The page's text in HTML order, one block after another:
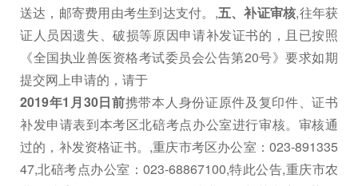
送达，邮寄费用由考生到达支付。,五、补证审核,往年获
证人员因遗失、破损等原因申请补发证书的，且已按照
《全国执业兽医资格考试委员会公告第20号》要求如期
提交网上申请的，请于
2019年1月30日前携带本人身份证原件及复印件、证书
补发申请表到本考区北碚考点办公室进行审核。审核通
过的，补发资格证书。,重庆市考区办公室：023-891335
47,北碚考点办公室：023-68867100,特此公告,重庆市农